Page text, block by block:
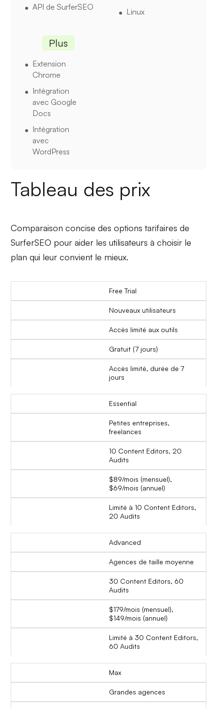
API de SurferSEO
Linux
Plus
Extension
Chrome
Intégration
avec Google
Docs
Intégration
avec
WordPress
Tableau des prix
Comparaison concise des options tarifaires de
SurferSEO pour aider les utilisateurs à choisir le
plan qui leur convient le mieux.
Free Trial
Nouveaux utilisateurs
Accès limité aux outils
Gratuit (7 jours)
Accès limité, durée de 7
jours
Essential
Petites entreprises,
freelances
10 Content Editors, 20
Audits
$89/mois (mensuel),
$69/mois (annuel)
Limité à 10 Content Editors,
20 Audits
Advanced
Agences de taille moyenne
30 Content Editors, 60
Audits
$179/mois (mensuel),
$149/mois (annuel)
Limité à 30 Content Editors,
60 Audits
Max
Grandes agences